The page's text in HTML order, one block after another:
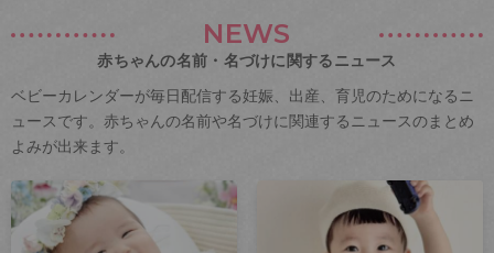
NEWS
赤ちゃんの名前・名づけに関するニュース
ベビーカレンダーが毎日配信する妊娠、出産、育児のためになるニ
ュースです。赤ちゃんの名前や名づけに関連するニュースのまとめ
よみが出来ます。